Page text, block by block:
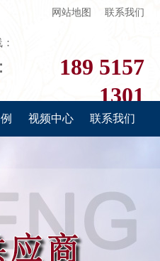
网站地图 联系我们
189 5157
1301
视频中心 联系我们